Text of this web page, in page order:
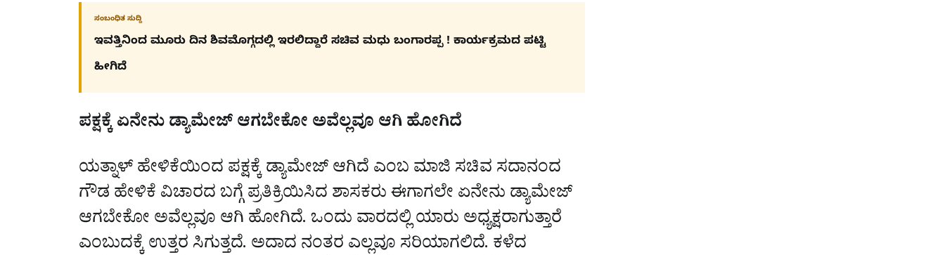
ಸಂಬಂಧಿತ ಸುದ್ದಿ
ಇವತ್ತಿನಿಂದ ಮೂರು ದಿನ ಶಿವಮೊಗ್ಗದಲ್ಲಿ ಇರಲಿದ್ದಾರೆ ಸಚಿವ ಮಧು ಬಂಗಾರಪ್ಪ ! ಕಾರ್ಯಕ್ರಮದ ಪಟ್ಟಿ
ಹೀಗಿದೆ
ಪಕ್ಷಕ್ಕೆ ಏನೇನು ಡ್ಯಾಮೇಜ್ ಆಗಬೇಕೋ ಅವೆಲ್ಲವೂ ಆಗಿ ಹೋಗಿದೆ
ಯತ್ನಾಳ್ ಹೇಳಿಕೆಯಿಂದ ಪಕ್ಷಕ್ಕೆ ಡ್ಯಾಮೇಜ್ ಆಗಿದೆ ಎಂಬ ಮಾಜಿ ಸಚಿವ ಸದಾನಂದ
ಗೌಡ ಹೇಳಿಕೆ ವಿಚಾರದ ಬಗ್ಗೆ ಪ್ರತಿಕ್ರಿಯಿಸಿದ ಶಾಸಕರು ಈಗಾಗಲೇ ಏನೇನು ಡ್ಯಾಮೇಜ್
ಆಗಬೇಕೋ ಅವೆಲ್ಲವೂ ಆಗಿ ಹೋಗಿದೆ. ಒಂದು ವಾರದಲ್ಲಿ ಯಾರು ಅಧ್ಯಕ್ಷರಾಗುತ್ತಾರೆ
ಎಂಬುದಕ್ಕೆ ಉತ್ತರ ಸಿಗುತ್ತದೆ. ಅದಾದ ನಂತರ ಎಲ್ಲವೂ ಸರಿಯಾಗಲಿದೆ. ಕಳೆದ